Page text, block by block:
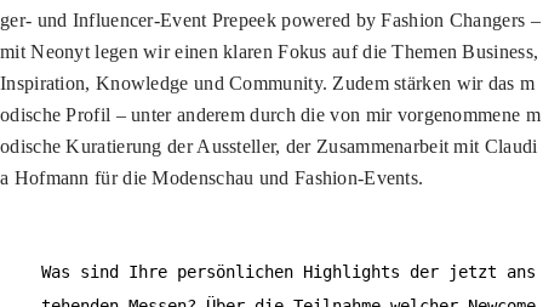
ger- und Influencer-Event Prepeek powered by Fashion Changers –
mit Neonyt legen wir einen klaren Fokus auf die Themen Business,
Inspiration, Knowledge und Community. Zudem stärken wir das m
odische Profil – unter anderem durch die von mir vorgenommene m
odische Kuratierung der Aussteller, der Zusammenarbeit mit Claudi
a Hofmann für die Modenschau und Fashion-Events.
Was sind Ihre persönlichen Highlights der jetzt ans